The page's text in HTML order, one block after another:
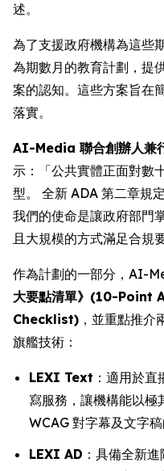
述。
為了支援政府機構為這些
為期數月的教育計劃，提
案的認知。這些方案旨在
落實。
AI-Media 聯合創辦人兼
示：「公共實體正面對數
型。 全新 ADA 第二章規
我們的使命是讓政府部門
且大規模的方式滿足合規
作為計劃的一部分，AI-
大要點清單》(10-
Checklist) ，並重點推
旗艦技術：
LEXI Text ：適用於
寫服務，讓機構能以極
WCAG 對字幕及文字稿
LEXI AD ：具備全新